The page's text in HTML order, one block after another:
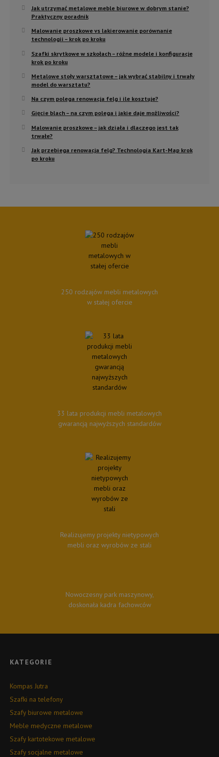
Jak utrzymać metalowe meble biurowe w dobrym stanie?
Praktyczny poradnik
Malowanie proszkowe vs lakierowanie porównanie
technologii – krok po kroku
Szafki skrytkowe w szkołach – różne modele i konfiguracje
krok po kroku
Metalowe stoły warsztatowe – jak wybrać stabilny i trwały
model do warsztatu?
Na czym polega renowacja felg i ile kosztuje?
Gięcie blach – na czym polega i jakie daje możliwości?
Malowanie proszkowe – jak działa i dlaczego jest tak
trwałe?
Jak przebiega renowacja felg? Technologia Kart-Map krok
po kroku
250 rodzajów mebli metalowych
w stałej ofercie
33 lata produkcji mebli metalowych
gwarancją najwyższych standardów
Realizujemy projekty nietypowych
mebli oraz wyrobów ze stali
Nowoczesny park maszynowy,
doskonała kadra fachowców
KATEGORIE
Kompas Jutra
Szafki na telefony
Szafy biurowe metalowe
Meble medyczne metalowe
Szafy kartotekowe metalowe
Szafy socjalne metalowe